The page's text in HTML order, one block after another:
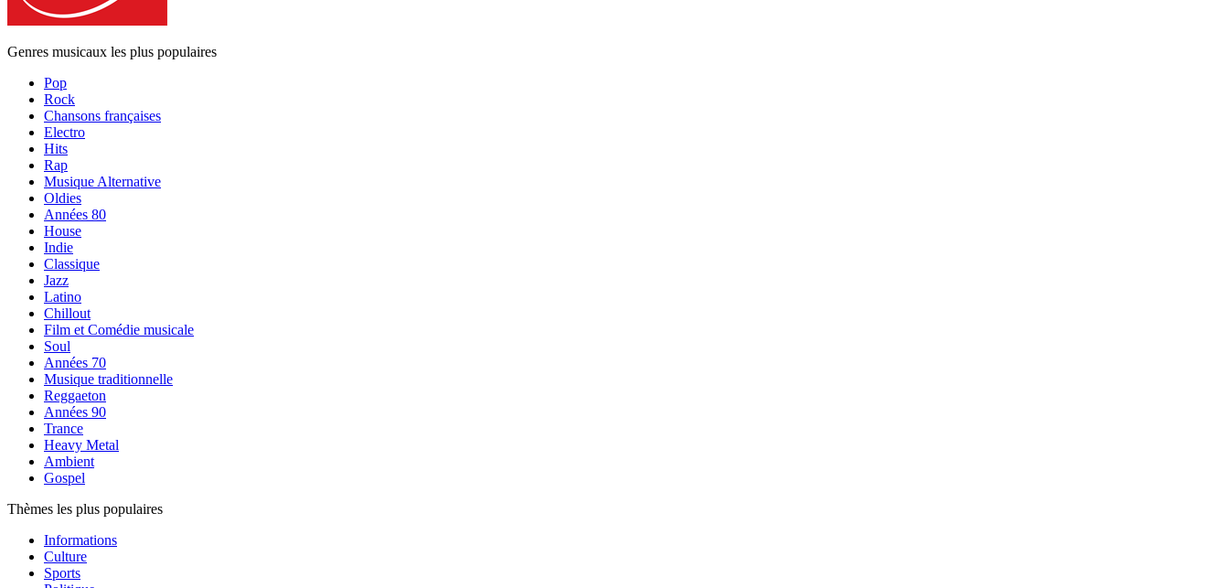
Genres musicaux les plus populaires
Pop
Rock
Chansons françaises
Electro
Hits
Rap
Musique Alternative
Oldies
Années 80
House
Indie
Classique
Jazz
Latino
Chillout
Film et Comédie musicale
Soul
Années 70
Musique traditionnelle
Reggaeton
Années 90
Trance
Heavy Metal
Ambient
Gospel
Thèmes les plus populaires
Informations
Culture
Sports